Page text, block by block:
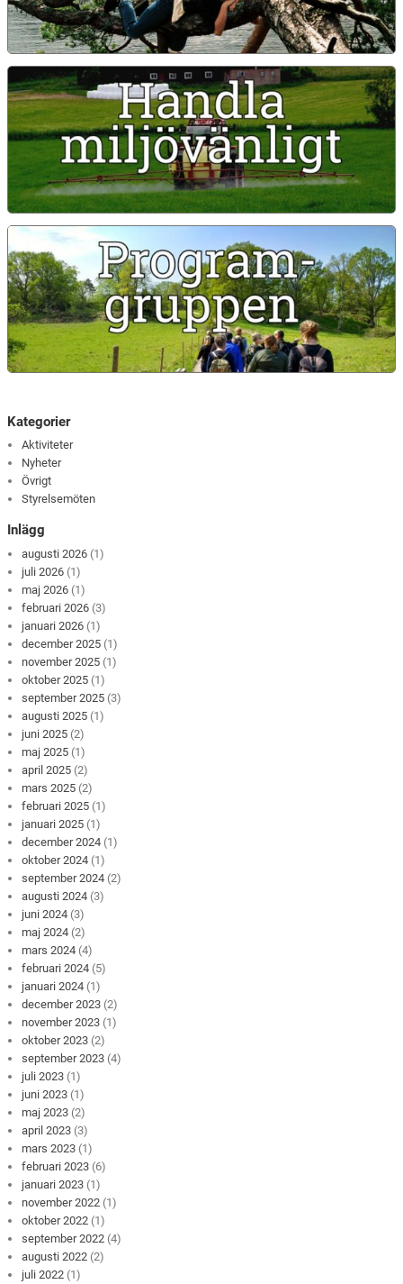
Kategorier
Aktiviteter
Nyheter
Övrigt
Styrelsemöten
Inlägg
augusti 2026 (1)
juli 2026 (1)
maj 2026 (1)
februari 2026 (3)
januari 2026 (1)
december 2025 (1)
november 2025 (1)
oktober 2025 (1)
september 2025 (3)
augusti 2025 (1)
juni 2025 (2)
maj 2025 (1)
april 2025 (2)
mars 2025 (2)
februari 2025 (1)
januari 2025 (1)
december 2024 (1)
oktober 2024 (1)
september 2024 (2)
augusti 2024 (3)
juni 2024 (3)
maj 2024 (2)
mars 2024 (4)
februari 2024 (5)
januari 2024 (1)
december 2023 (2)
november 2023 (1)
oktober 2023 (2)
september 2023 (4)
juli 2023 (1)
juni 2023 (1)
maj 2023 (2)
april 2023 (3)
mars 2023 (1)
februari 2023 (6)
januari 2023 (1)
november 2022 (1)
oktober 2022 (1)
september 2022 (4)
augusti 2022 (2)
juli 2022 (1)